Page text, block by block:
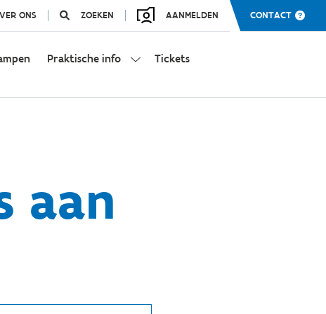
ONS ZOEKEN AANMELDEN CONTACT
Praktische info Tickets
aan